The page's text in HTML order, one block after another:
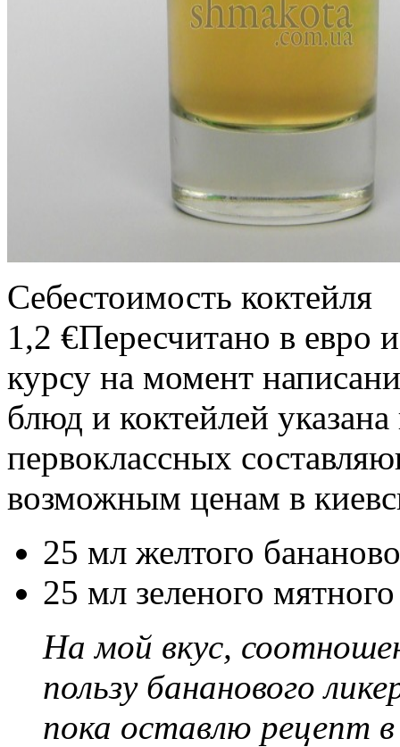
Себестоимость коктейля
1,2 €Пересчитано в евро
курсу на момент
блюд и коктейлей
первоклассных
возможным ценам в
25 мл желтого
25 мл зеленого
На мой вкус,
пользу бананового
пока оставлю рецепт